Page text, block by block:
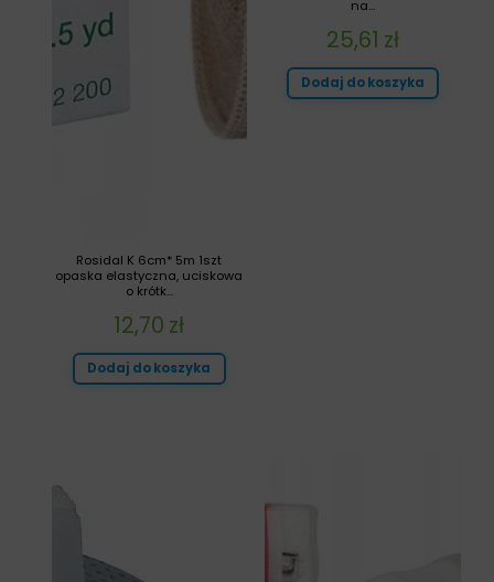
na...
25,61 zł
Dodaj do koszyka
Rosidal K 6cm* 5m 1szt
opaska elastyczna, uciskowa
o krótk...
12,70 zł
Dodaj do koszyka